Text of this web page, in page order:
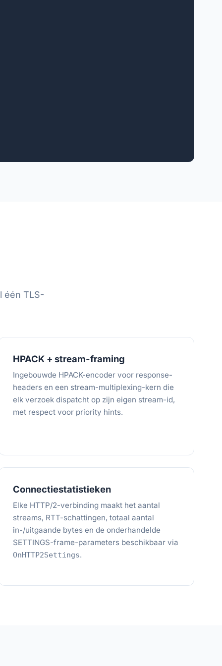
één TLS-
HPACK + stream-framing
Ingebouwde HPACK-encoder voor response-
headers en een stream-multiplexing-kern die
elk verzoek dispatcht op zijn eigen stream-id,
met respect voor priority hints.
Connectiestatistieken
Elke HTTP/2-verbinding maakt het aantal
streams, RTT-schattingen, totaal aantal
in-/uitgaande bytes en de onderhandelde
SETTINGS-frame-parameters beschikbaar via
OnHTTP2Settings.